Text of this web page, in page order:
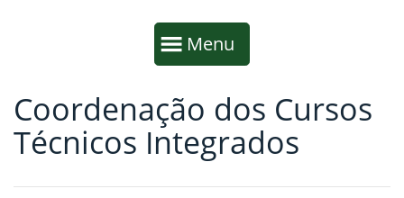
Mostrar
Menu
Fim da navegação
Início do conteúdo
Coordenação dos Cursos
Técnicos Integrados